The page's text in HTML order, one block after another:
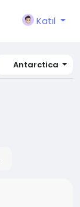
Katıl
Antarctica